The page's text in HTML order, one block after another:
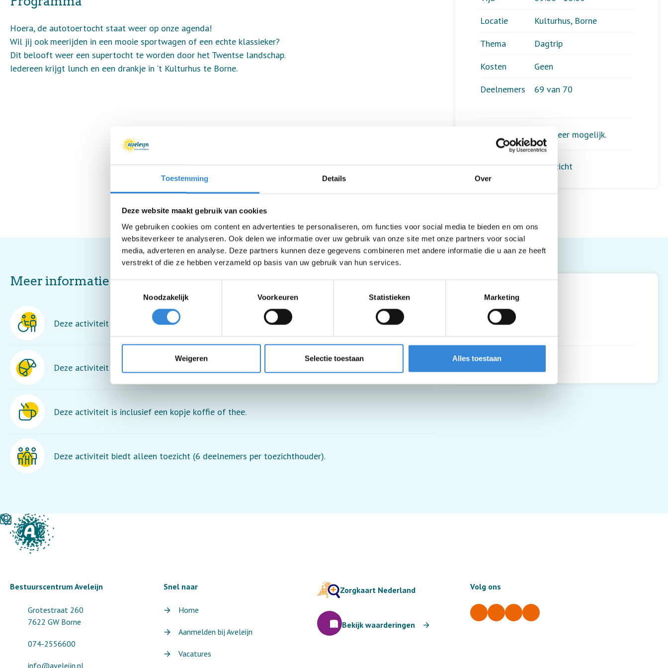
Toestemming Details Over
Deze website maakt gebruik van cookies
We gebruiken cookies om content en advertenties te personaliseren, om functies voor social media te bieden en om ons
websiteverkeer te analyseren. Ook delen we informatie over uw gebruik van onze site met onze partners voor social
media, adverteren en analyse. Deze partners kunnen deze gegevens combineren met andere informatie die u aan ze heeft
verstrekt of die ze hebben verzameld op basis van uw gebruik van hun services.
Noodzakelijk
Voorkeuren Statistieken Marketing
Weigeren Selectie toestaan Alles toestaan
Locatie
Kulturhus, Borne
Thema
Dagtrip
Kosten
Geen
Deelnemers
69 van 70
Aanmelden is niet meer mogelijk.
Terug naar het overzicht
Hoera, de autotoertocht staat weer op onze agenda!
Wil jij ook meerijden in een mooie sportwagen of een echte klassieker?
Dit belooft weer een supertocht te worden door het Twentse landschap.
Iedereen krijgt lunch en een drankje in 't Kulturhus te Borne.
Kulturhus, Borne
Marktstraat 23
Routebeschrijving
Meer informatie
Deze activiteit is rolstoel toegankelijk maar je moet wel in en uit de rolstoel kunnen stappen.
Deze activiteit is inclusief lunch en een drankje.
Deze activiteit is inclusief een kopje koffie of thee.
Deze activiteit biedt alleen toezicht (6 deelnemers per toezichthouder).
Bestuurscentrum Aveleijn
Grotestraat 260
7622 GW Borne
074-2556600
info@aveleijn.nl
Snel naar
Home
Aanmelden bij Aveleijn
Vacatures
Zorgkaart Nederland
Bekijk waarderingen
Volg ons